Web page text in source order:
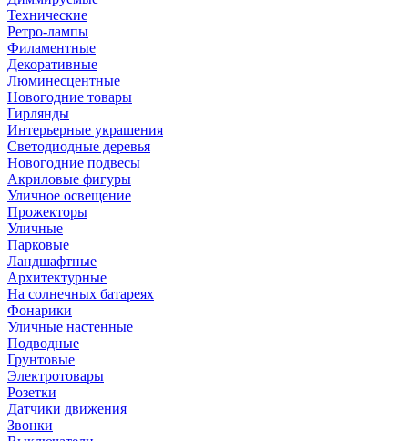
Технические
Ретро-лампы
Филаментные
Декоративные
Люминесцентные
Новогодние товары
Гирлянды
Интерьерные украшения
Светодиодные деревья
Новогодние подвесы
Акриловые фигуры
Уличное освещение
Прожекторы
Уличные
Парковые
Ландшафтные
Архитектурные
На солнечных батареях
Фонарики
Уличные настенные
Подводные
Грунтовые
Электротовары
Розетки
Датчики движения
Звонки